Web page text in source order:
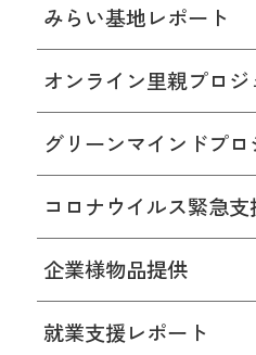
みらい基地レポート
オンライン里親プロジ
グリーンマインドプロ
コロナウイルス緊急
企業様物品提供
就業支援レポート